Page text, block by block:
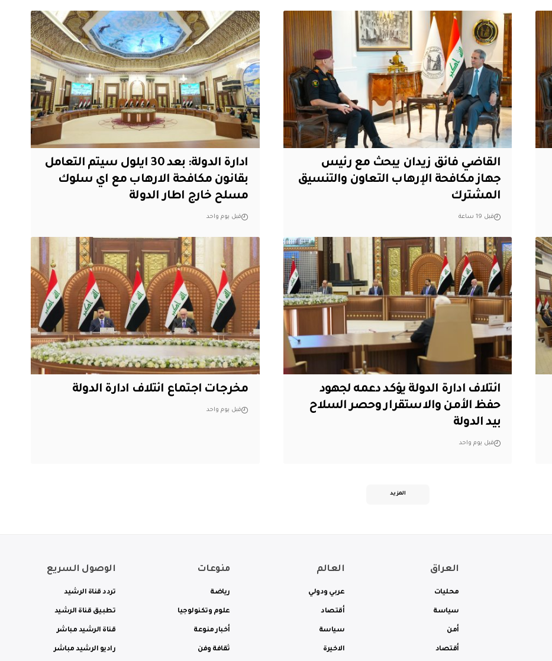
القاضي فائق زيدان يبحث مع رئيس
جهاز مكافحة الإرهاب التعاون والتنسيق
المشترك
قبل 19 ساعة
ادارة الدولة: بعد 30 ايلول سيتم التعامل
بقانون مكافحة الارهاب مع اي سلوك
مسلح خارج اطار الدولة
قبل يوم واحد
ائتلاف ادارة الدولة يؤكد دعمه لجهود
حفظ الأمن والاستقرار وحصر السلاح
بيد الدولة
قبل يوم واحد
مخرجات اجتماع ائتلاف ادارة الدولة
قبل يوم واحد
المزيد
العراق
محليات
سياسة
أمن
أقتصاد
العالم
عربي ودولي
أقتصاد
سياسة
الاخيرة
منوعات
رياضة
علوم وتكنولوجيا
أخبار منوعة
ثقافة وفن
الوصول السريع
تردد قناة الرشيد
تطبيق قناة الرشيد
قناة الرشيد مباشر
راديو الرشيد مباشر